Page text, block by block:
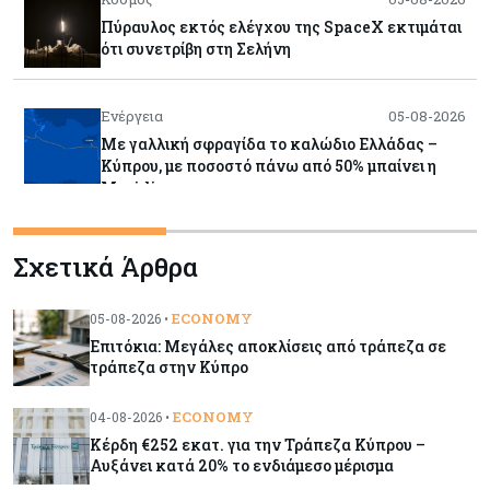
Πύραυλος εκτός ελέγχου της SpaceX εκτιμάται
ότι συνετρίβη στη Σελήνη
Ενέργεια 05-08-2026
Με γαλλική σφραγίδα το καλώδιο Ελλάδας –
Κύπρου, με ποσοστό πάνω από 50% μπαίνει η
Meridiam
Επιτόκια: Μεγάλες αποκλίσεις από τράπεζα σε
Κόσμος
Ποιοι μπαίνουν στο στόχαστρο
Κόσμος
Σχετικά Άρθρα
05-08-2026 • ECONOMY
Επιτόκια: Μεγάλες αποκλίσεις από τράπεζα σε
τράπεζα στην Κύπρο
04-08-2026 • ECONOMY
Κέρδη €252 εκατ. για την Τράπεζα Κύπρου –
Αυξάνει κατά 20% το ενδιάμεσο μέρισμα